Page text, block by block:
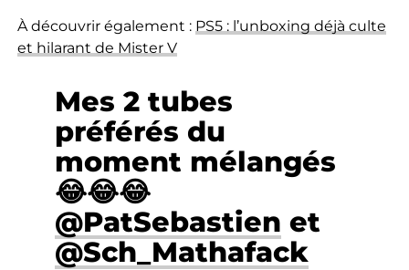
À découvrir également : PS5 : l’unboxing déjà culte
et hilarant de Mister V
Mes 2 tubes
préférés du
moment mélangés
😂😂😂
@PatSebastien et
@Sch_Mathafack